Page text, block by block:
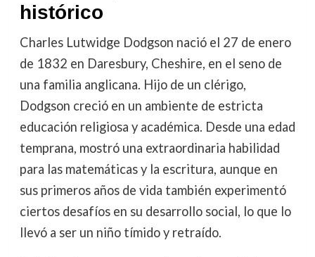
histórico
Charles Lutwidge Dodgson nació el 27 de enero
de 1832 en Daresbury, Cheshire, en el seno de
una familia anglicana. Hijo de un clérigo,
Dodgson creció en un ambiente de estricta
educación religiosa y académica. Desde una edad
temprana, mostró una extraordinaria habilidad
para las matemáticas y la escritura, aunque en
sus primeros años de vida también experimentó
ciertos desafíos en su desarrollo social, lo que lo
llevó a ser un niño tímido y retraído.